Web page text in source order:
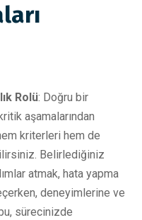
Rolü: Doğru bir
aşamalarından
kriterleri hem de
Belirlediğiniz
atmak, hata yapma
deneyimlerine ve
sürecinizde